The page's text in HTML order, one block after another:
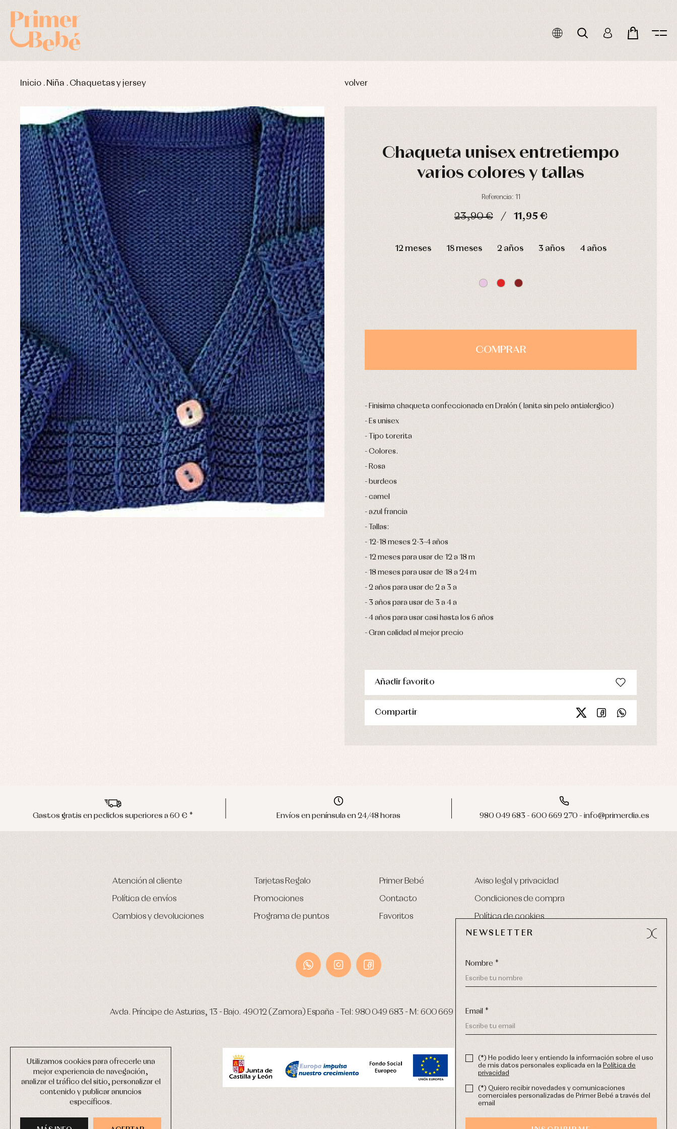
Utilizamos cookies para ofrecerle una
mejor experiencia de navegación,
analizar el tráfico del sitio, personalizar el
contenido y publicar anuncios
específicos.
Inicio . Niña . Chaquetas y jersey volver
Chaqueta unisex entretiempo
varios colores y tallas
Referencia: 11
23,90 € 11,95 €
12 meses 18 meses 2 años 3 años 4 años
COMPRAR
Finisima chaqueta confeccionada en Dralón ( lanita sin pelo antialergico)
Es unisex
Tipo torerita
Colores.
Rosa
burdeos
camel
azul francia
Tallas:
12-18 meses 2-3-4 años
12 meses para usar de 12 a 18 m
18 meses para usar de 18 a 24 m
2 años para usar de 2 a 3 a
3 años para usar de 3 a 4 a
4 años para usar casi hasta los 6 años
Gran calidad al mejor precio
Añadir favorito
Compartir
Gastos gratis en pedidos superiores a 60 € * Envíos en península en 24/48 horas 980 049 683 - 600 669 270 - info@primerdia.es
Atención al cliente
Política de envíos
Cambios y devoluciones
Tarjetas Regalo
Promociones
Programa de puntos
Primer Bebé
Contacto
Favoritos
Aviso legal y privacidad
Condiciones de compra
Política de cookies
Avda. Príncipe de Asturias, 13 - Bajo. 49012 (Zamora) España -Tel: 980 049 683 - M: 600 669 270-email:
NEWSLETTER
Nombre *
Email *
(*) He podido leer y entiendo la información sobre el uso
de mis datos personales explicada en la Política de
privacidad
(*) Quiero recibir novedades y comunicaciones
comerciales personalizadas de Primer Bebé a través del
email
Complementos de bautizo
Conjuntos
Faldones de bautizo
Peleles y ranitas
Baberos
Blusas, camisas y jerseys
Complementos
Conjuntos
Faldones de bebé
Peleles y ranitas
Ropa interior, bodys,
pijamas...
Blusas y camisas
Chaquetas y abrigos
Complementos
Conjuntos
Peleles y ranitas
Ropa interior
Vestidos
Accesorios
Arras y fiesta
Blusas y camisas
Chaquetas y jersey
Conjuntos
Ropa de abrigo
Ropa de baño
Ropa interior
Vestidos
Arras y fiesta
Camisas
Chaquetas y jerseys
Conjuntos
Pantalones
Peleles y ranitas
Ropa de abrigo
Ropa de baño
Ropa interior
Calcetines
Gorros y capotas
Leotardos
Puericultura